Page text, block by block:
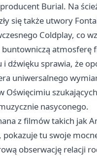
Burial. Na
się także utwory
Coldplay, co
buntowniczą atmosferę
i dźwięku sprawia, że
uniwersalnego
Oświęcimiu
nasyconego.
z filmów takich jak
pokazuje tu swoje
obserwację relacji